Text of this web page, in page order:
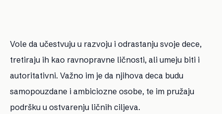
Vole da učestvuju u razvoju i odrastanju svoje dece,
tretiraju ih kao ravnopravne ličnosti, ali umeju biti i
autoritativni. Važno im je da njihova deca budu
samopouzdane i ambiciozne osobe, te im pružaju
podršku u ostvarenju ličnih ciljeva.